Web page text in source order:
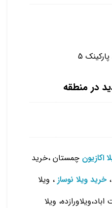
در منطقه
اکازیون چمستان ،خرید
خرید ویلا نوساز ، ویلا
ویلا